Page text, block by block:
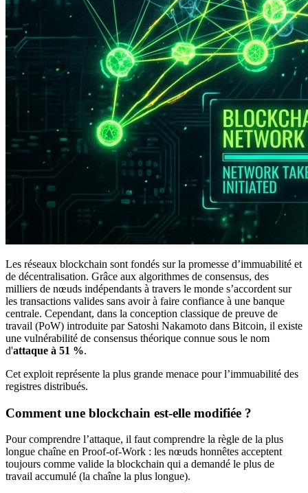
Les réseaux blockchain sont fondés sur la promesse d’immuabilité et
de décentralisation. Grâce aux algorithmes de consensus, des
milliers de nœuds indépendants à travers le monde s’accordent sur
les transactions valides sans avoir à faire confiance à une banque
centrale. Cependant, dans la conception classique de preuve de
travail (PoW) introduite par Satoshi Nakamoto dans Bitcoin, il existe
une vulnérabilité de consensus théorique connue sous le nom
d'attaque à 51 %.
Cet exploit représente la plus grande menace pour l’immuabilité des
registres distribués.
Comment une blockchain est-elle modifiée ?
Pour comprendre l’attaque, il faut comprendre la règle de la plus
longue chaîne en Proof-of-Work : les nœuds honnêtes acceptent
toujours comme valide la blockchain qui a demandé le plus de
travail accumulé (la chaîne la plus longue).